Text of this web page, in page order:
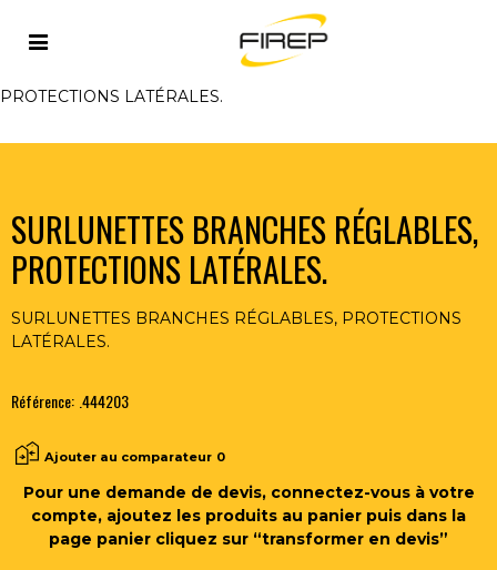
Accueil TETE
LUNETTES DE
SURLUNETTES BRANCHES RÉGLABLES,
PROTECTIONS LATÉRALES.
SURLUNETTES BRANCHES RÉGLABLES,
PROTECTIONS LATÉRALES.
SURLUNETTES BRANCHES RÉGLABLES, PROTECTIONS
LATÉRALES.
Référence: .444203
Ajouter au comparateur 0
Pour une demande de devis, connectez-vous à votre
compte, ajoutez les produits au panier puis dans la
page panier cliquez sur “transformer en devis”